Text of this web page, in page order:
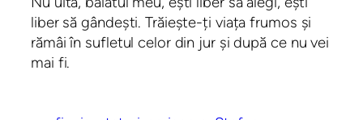
liber să gândești. Trăiește-ți viața frumos și
rămâi în sufletul celor din jur și după ce nu vei
mai fi.